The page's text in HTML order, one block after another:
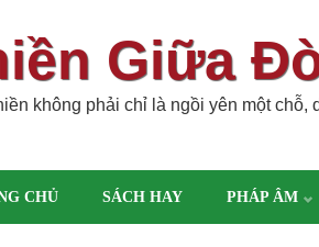
Giữa
không phải chỉ là ngồi yên một
CHỦ SÁCH HAY PHÁP ÂM